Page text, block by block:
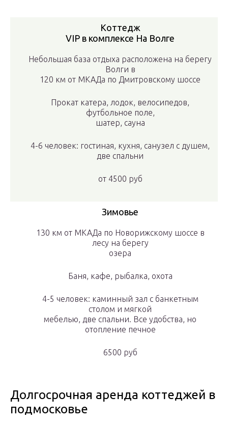
Коттедж
VIP в комплексе На Волге
Небольшая база отдыха расположена на берегу
Волги в
120 км от МКАДа по Дмитровскому шоссе
Прокат катера, лодок, велосипедов,
футбольное поле,
шатер, сауна
4-6 человек: гостиная, кухня, санузел с душем,
две спальни
от 4500 руб
Зимовье
130 км от МКАДа по Новорижскому шоссе в
лесу на берегу
озера
Баня, кафе, рыбалка, охота
4-5 человек: каминный зал с банкетным
столом и мягкой
мебелью, две спальни. Все удобства, но
отопление печное
6500 руб
Долгосрочная аренда коттеджей в
подмосковье